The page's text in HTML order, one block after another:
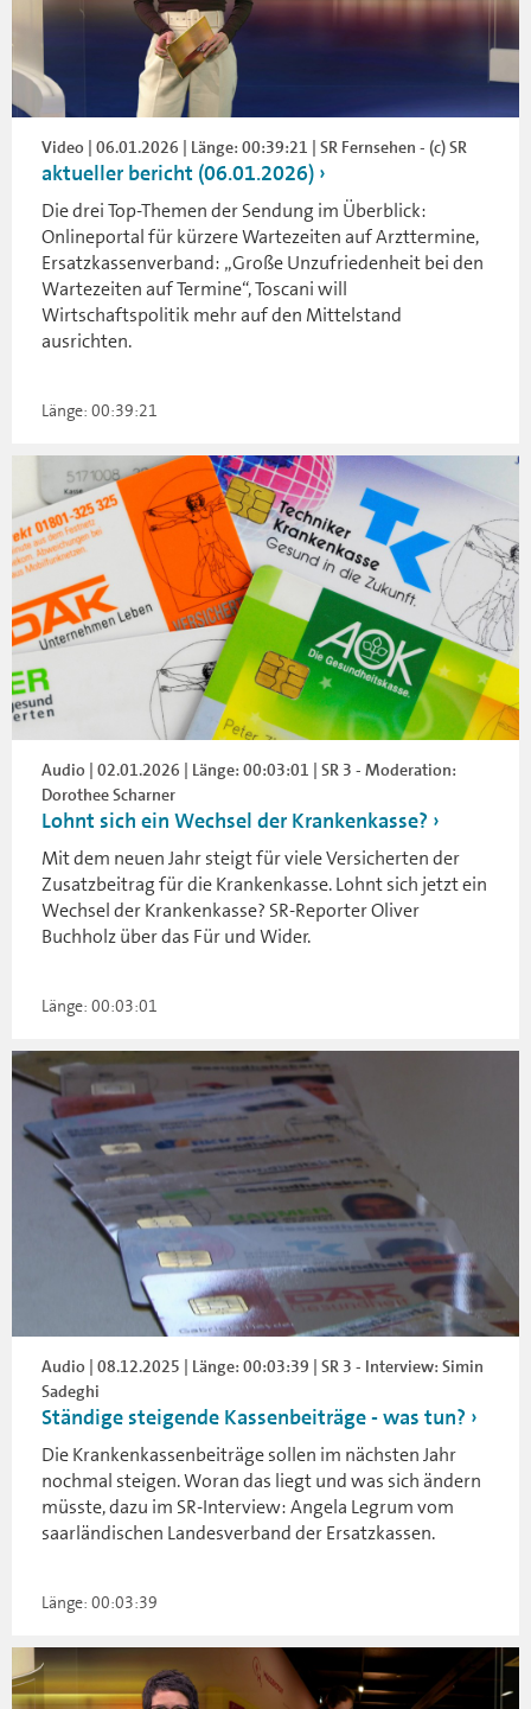
Video | 06.01.2026 | Länge: 00:39:21 | SR Fernsehen - (c) SR
aktueller bericht (06.01.2026)
Die drei Top-Themen der Sendung im Überblick:
Onlineportal für kürzere Wartezeiten auf Arzttermine,
Ersatzkassenverband: „Große Unzufriedenheit bei den
Wartezeiten auf Termine“, Toscani will
Wirtschaftspolitik mehr auf den Mittelstand
ausrichten.
Länge: 00:39:21
Audio | 02.01.2026 | Länge: 00:03:01 | SR 3 - Moderation:
Dorothee Scharner
Lohnt sich ein Wechsel der Krankenkasse?
Mit dem neuen Jahr steigt für viele Versicherten der
Zusatzbeitrag für die Krankenkasse. Lohnt sich jetzt ein
Wechsel der Krankenkasse? SR-Reporter Oliver
Buchholz über das Für und Wider.
Länge: 00:03:01
Audio | 08.12.2025 | Länge: 00:03:39 | SR 3 - Interview: Simin
Sadeghi
Ständige steigende Kassenbeiträge - was tun?
Die Krankenkassenbeiträge sollen im nächsten Jahr
nochmal steigen. Woran das liegt und was sich ändern
müsste, dazu im SR-Interview: Angela Legrum vom
saarländischen Landesverband der Ersatzkassen.
Länge: 00:03:39